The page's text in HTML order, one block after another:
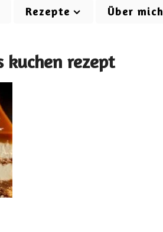
Rezepte Über mich
kuchen rezept